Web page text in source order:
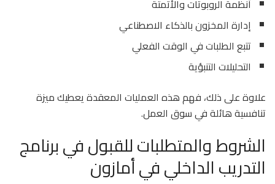
أنظمة الروبوتات والأتمتة
إدارة المخزون بالذكاء الاصطناعي
تتبع الطلبات في الوقت الفعلي
التحليلات التنبؤية
علاوة على ذلك، فهم هذه العمليات المعقدة يعطيك ميزة
تنافسية هائلة في سوق العمل.
الشروط والمتطلبات للقبول في برنامج
التدريب الداخلي في أمازون